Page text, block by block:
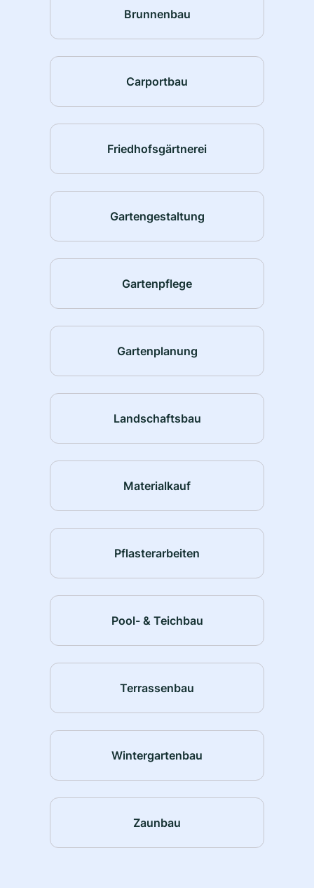
Brunnenbau
Carportbau
Friedhofsgärtnerei
Gartengestaltung
Gartenpflege
Gartenplanung
Landschaftsbau
Materialkauf
Pflasterarbeiten
Pool- & Teichbau
Terrassenbau
Wintergartenbau
Zaunbau